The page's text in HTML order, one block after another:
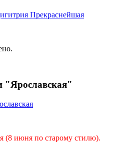
"Ярославская"
(8 июня по старому стилю).